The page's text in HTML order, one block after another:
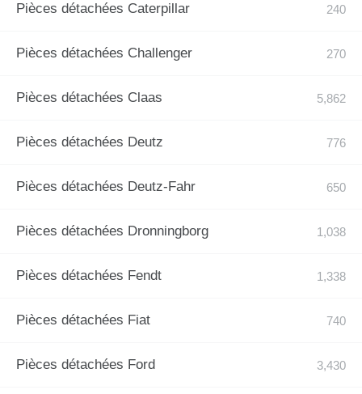
Pièces détachées Caterpillar
Pièces détachées Challenger
Pièces détachées Claas
Pièces détachées Deutz
Pièces détachées Deutz-Fahr
Pièces détachées Dronningborg
Pièces détachées Fendt
Pièces détachées Fiat
Pièces détachées Ford